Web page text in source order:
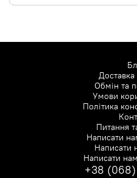
Доставка
Обмін та
Умови
Політика
Питання
Написати
Написати
Написати
+38